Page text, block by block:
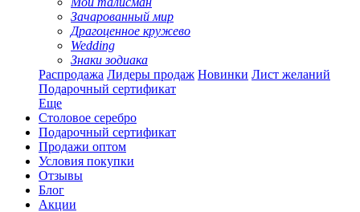
Зачарованный мир
Драгоценное кружево
Wedding
Знаки зодиака
Распродажа Лидеры продаж Новинки Лист желаний
Подарочный сертификат
Еще
Столовое серебро
Подарочный сертификат
Продажи оптом
Условия покупки
Отзывы
Блог
Акции